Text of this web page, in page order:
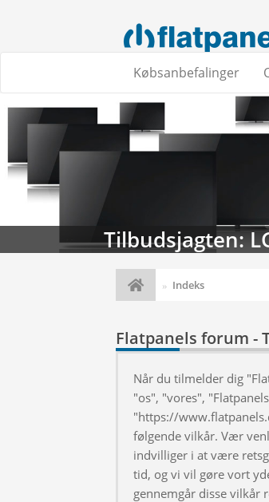
Købsanbefalinger
Tilbudsjagten:
Indeks
Flatpanels forum -
Når du tilmelder dig
"os", "vores",
"https://
følgende vilkår. Vær
indvilliger i at være
tid, og vi vil gøre vort
gennemgår disse vilkår